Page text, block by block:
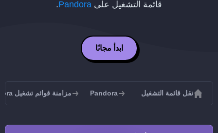
قائمة التشغيل على Pandora
.
ابدأ مجانًا
نقل قائمة التشغيل Pandora مزامنة قوائم تشغيل Pandora